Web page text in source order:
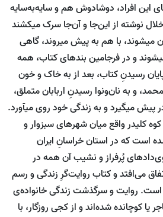
این افراد، دوشادوش هم و سایه‌به‌سایه
نوشته از این‌جا و آن‌جا سرک می‏کشند
می‏شوند، با هم به پیش می‏روند، گاهی
و در فرجامین بندهای کتاب، همه
رسیدنِ کتاب، بعد از به خاک و خون
و به نان‌ونوا رسیدنِ اربابان متملق،
پیش می‏گیرد و به زندگی خود روی می‏آورد.
کلیدر واقع میان شهرهای سبزوار و
است که در استان خراسانِ ایران
پُرفراز و نشیب آن همه در
می‌افتد و کتاب روایت‌گرِ زندگی و رسم
است. روایت و سرگذشت زندگی خانواده‌ی
یا کوچانده شده‌اند و از کجی روزگار، با